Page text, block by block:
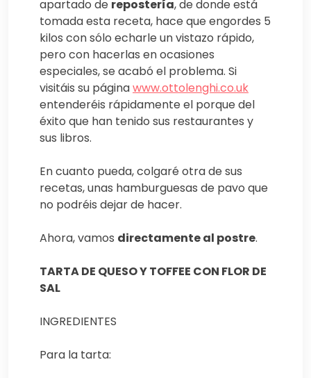
apartado de repostería, de donde está
tomada esta receta, hace que engordes 5
kilos con sólo echarle un vistazo rápido,
pero con hacerlas en ocasiones
especiales, se acabó el problema. Si
visitáis su páginawww.ottolenghi.co.uk
entenderéis rápidamente el porque del
éxito que han tenido sus restaurantes y
sus libros.
En cuanto pueda, colgaré otra de sus
recetas, unas hamburguesas de pavo que
no podréis dejar de hacer.
Ahora, vamos directamente al postre.
TARTA DE QUESO Y TOFFEE CON FLOR DE
SAL
INGREDIENTES
Para la tarta: